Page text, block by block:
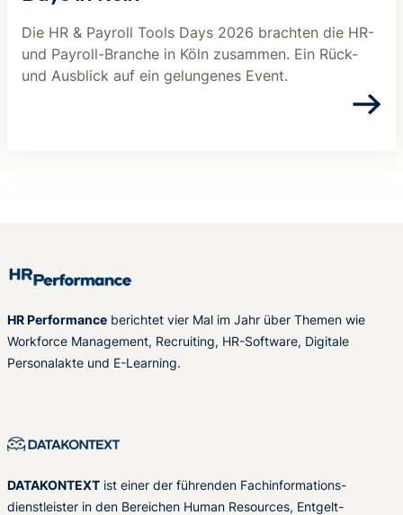
Die HR & Payroll Tools Days 2026 brachten die HR-
und Payroll-Branche in Köln zusammen. Ein Rück-
und Ausblick auf ein gelungenes Event.
HR Performance berichtet vier Mal im Jahr über Themen wie
Workforce Management, Recruiting, HR-Software, Digitale
Personalakte und E-Learning.
DATAKONTEXT ist einer der führenden Fachinformations-
dienstleister in den Bereichen Human Resources, Entgelt-